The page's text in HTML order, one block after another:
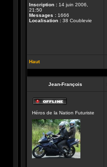
Inscription : 14 juin 2006,
21:50
Messages : 1666
Localisation : 38 Coublevie
Haut
Jean-François
ligne
Héros de la Nation Futuriste